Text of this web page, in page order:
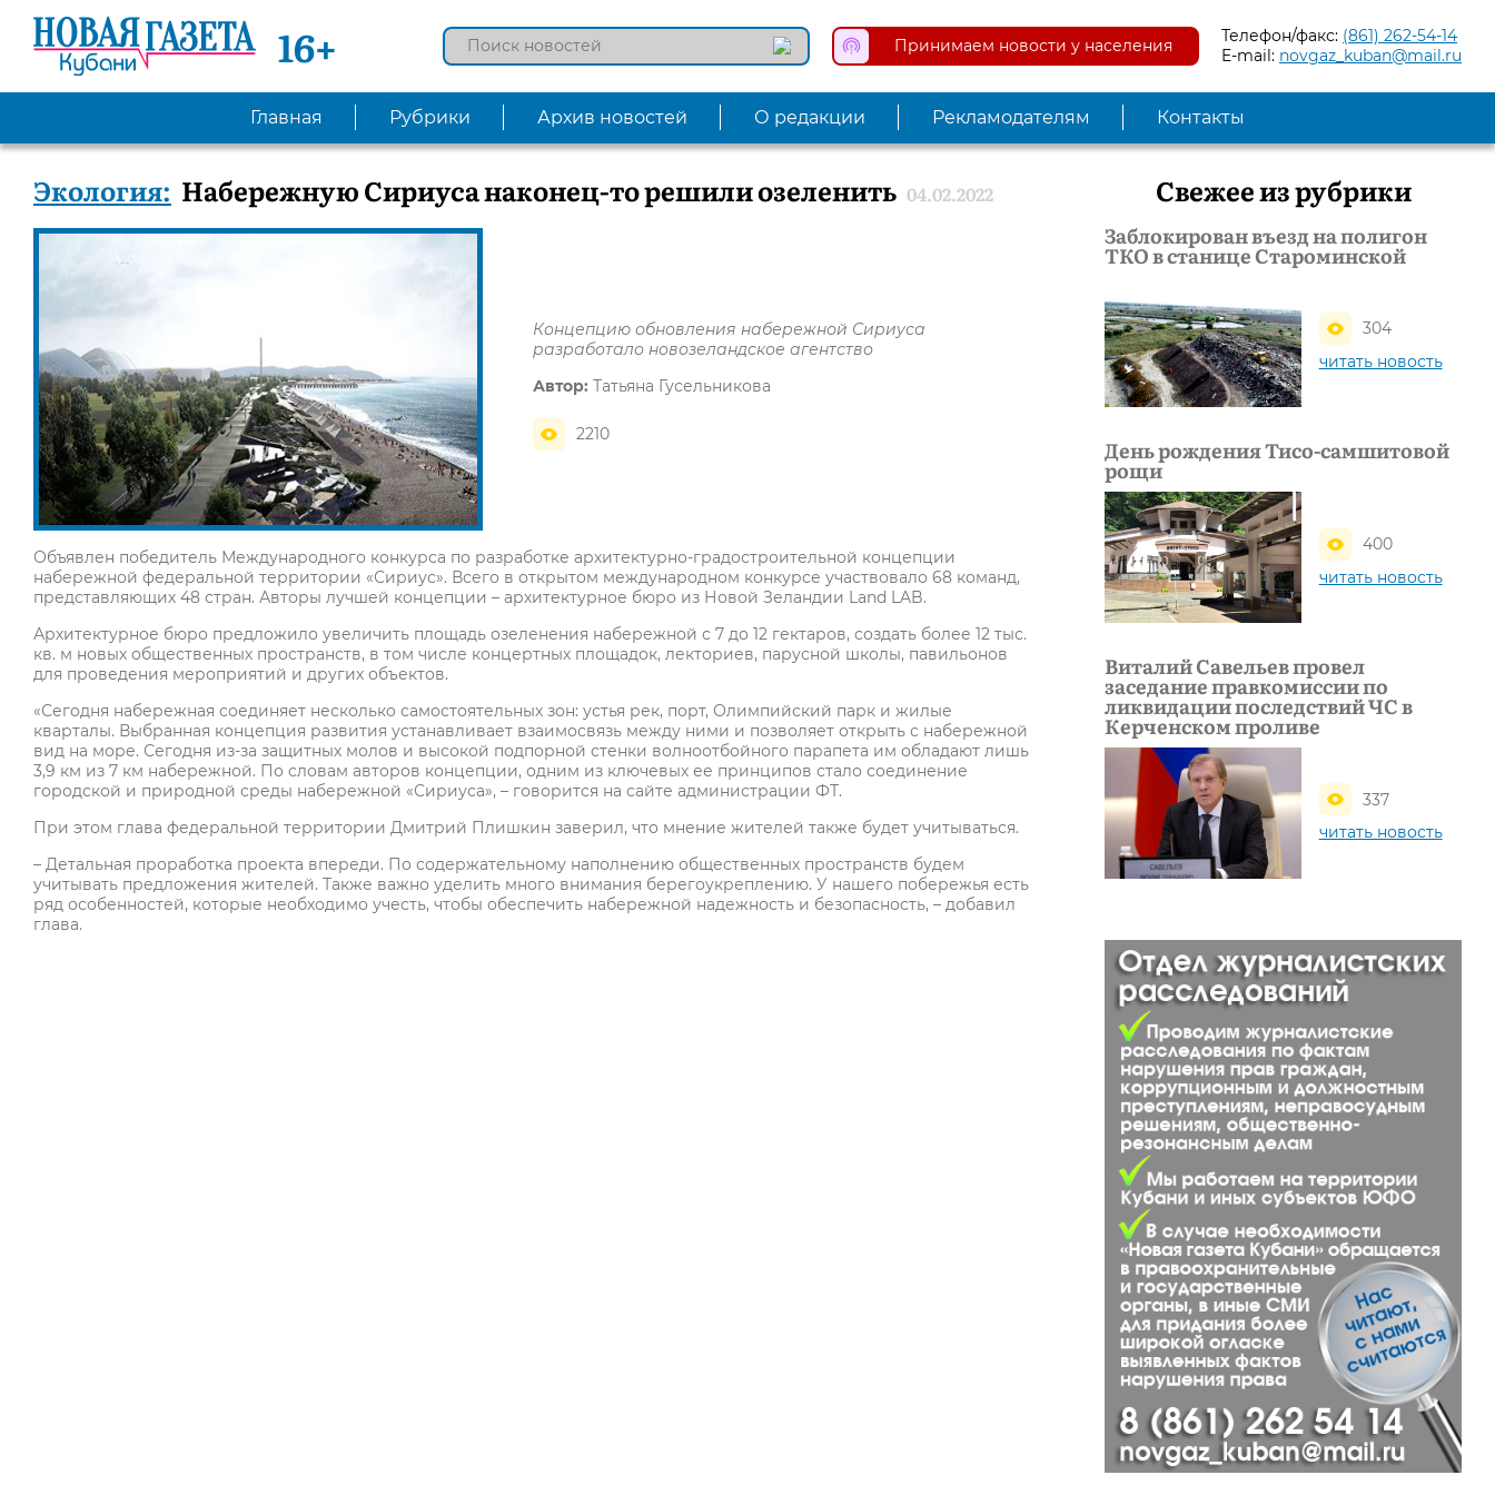
16+ Принимаем новости у населения Телефон/факс: (861) 262-54-14
E-mail: novgaz_kuban@mail.ru
Главная Рубрики Архив новостей О редакции Рекламодателям Контакты
Экология: Набережную Сириуса наконец-то решили озеленить 04.02.2022
Концепцию обновления набережной Сириуса
разработало новозеландское агентство
Автор: Татьяна Гусельникова
2210
Объявлен победитель Международного конкурса по разработке архитектурно-градостроительной концепции
набережной федеральной территории «Сириус». Всего в открытом международном конкурсе участвовало 68 команд,
представляющих 48 стран. Авторы лучшей концепции – архитектурное бюро из Новой Зеландии Land LAB.
Архитектурное бюро предложило увеличить площадь озеленения набережной с 7 до 12 гектаров, создать более 12 тыс.
кв. м новых общественных пространств, в том числе концертных площадок, лекториев, парусной школы, павильонов
для проведения мероприятий и других объектов.
«Сегодня набережная соединяет несколько самостоятельных зон: устья рек, порт, Олимпийский парк и жилые
кварталы. Выбранная концепция развития устанавливает взаимосвязь между ними и позволяет открыть с набережной
вид на море. Сегодня из-за защитных молов и высокой подпорной стенки волноотбойного парапета им обладают лишь
3,9 км из 7 км набережной. По словам авторов концепции, одним из ключевых ее принципов стало соединение
городской и природной среды набережной «Сириуса», – говорится на сайте администрации ФТ.
При этом глава федеральной территории Дмитрий Плишкин заверил, что мнение жителей также будет учитываться.
– Детальная проработка проекта впереди. По содержательному наполнению общественных пространств будем
учитывать предложения жителей. Также важно уделить много внимания берегоукреплению. У нашего побережья есть
ряд особенностей, которые необходимо учесть, чтобы обеспечить набережной надежность и безопасность, – добавил
глава.
Свежее из рубрики
Заблокирован въезд на полигон
ТКО в станице Староминской
304
читать новость
День рождения Тисо-самшитовой
рощи
400
читать новость
Виталий Савельев провел
заседание правкомиссии по
ликвидации последствий ЧС в
Керченском проливе
337
читать новость